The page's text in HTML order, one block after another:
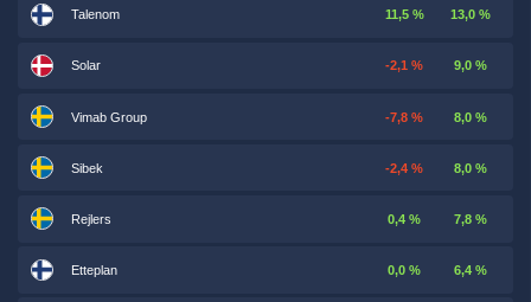
Talenom 11,5 % 13,0 %
Solar -2,1 % 9,0 %
Vimab Group -7,8 % 8,0 %
Sibek -2,4 % 8,0 %
Rejlers 0,4 % 7,8 %
Etteplan 0,0 % 6,4 %